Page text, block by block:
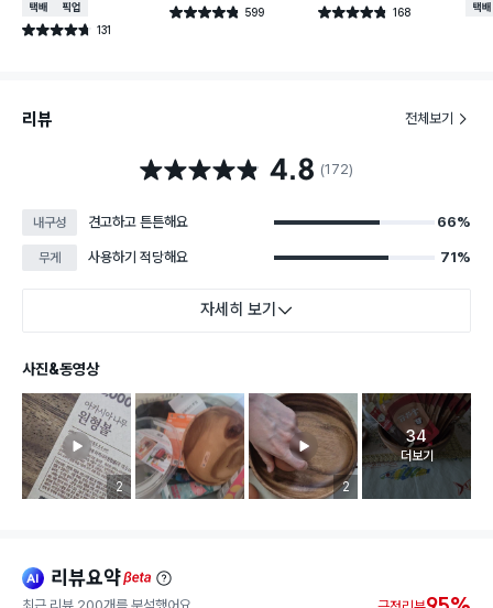
택배배송매장픽업
별점 4.7점 131
건 작성
별점 4.8점 599
건 작성 별점 4.8점 168
건 작성
택배
리뷰 전체보기
별점 4.8점 4.8 (172)
내구성 견고하고 튼튼해요 66%
무게 사용하기 적당해요 71%
자세히 보기
사진&동영상
리뷰 이미지 등록 개수
2 리뷰 이미지 등록 개수
2
고객 리뷰
34
더보기
ai 리뷰요약beta